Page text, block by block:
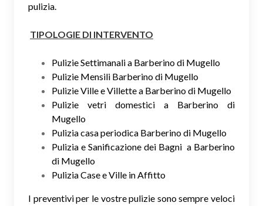
pulizia.
TIPOLOGIE DI INTERVENTO
Pulizie Settimanali a Barberino di Mugello
Pulizie Mensili Barberino di Mugello
Pulizie Ville e Villette a Barberino di Mugello
Pulizie vetri domestici a Barberino di
Mugello
Pulizia casa periodica Barberino di Mugello
Pulizia e Sanificazione dei Bagni a Barberino
di Mugello
Pulizia Case e Ville in Affitto
I preventivi per le vostre pulizie sono sempre veloci